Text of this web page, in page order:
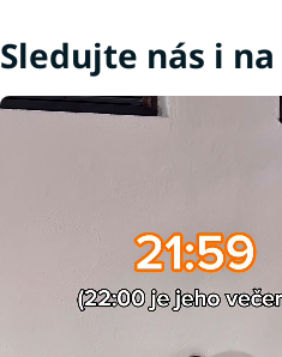
Sledujte nás i